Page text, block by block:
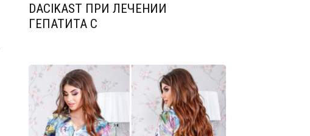
DACIKAST ПРИ ЛЕЧЕНИИ
ГЕПАТИТА С